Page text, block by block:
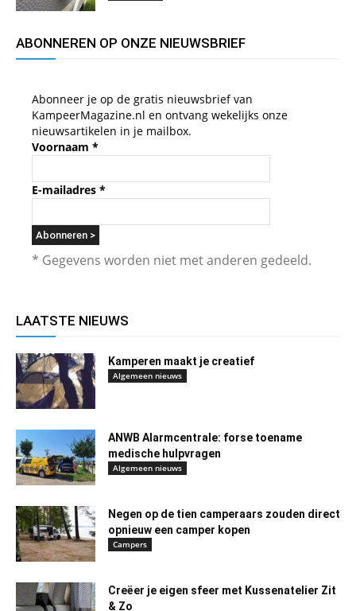
ABONNEREN OP ONZE NIEUWSBRIEF
Abonneer je op de gratis nieuwsbrief van
KampeerMagazine.nl en ontvang wekelijks onze
nieuwsartikelen in je mailbox.
Voornaam *
E-mailadres *
* Gegevens worden niet met anderen gedeeld.
LAATSTE NIEUWS
Kamperen maakt je creatief
Algemeen nieuws
ANWB Alarmcentrale: forse toename
medische hulpvragen
Algemeen nieuws
Negen op de tien camperaars zouden direct
opnieuw een camper kopen
Campers
Creëer je eigen sfeer met Kussenatelier Zit
& Zo